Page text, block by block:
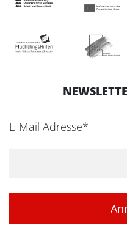
E-Mail Adresse*